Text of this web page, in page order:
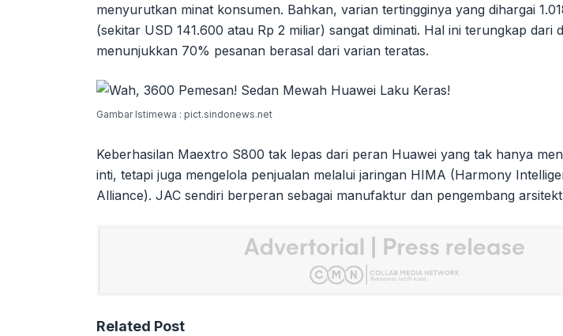
menyurutkan minat konsumen. Bahkan, varian tertingginya yang dihargai
(sekitar USD 141.600 atau Rp 2 miliar) sangat diminati. Hal ini terungkap dari
menunjukkan 70% pesanan berasal dari varian teratas.
Gambar Istimewa : pict.sindonews.net
Keberhasilan Maextro S800 tak lepas dari peran Huawei yang tak hanya
inti, tetapi juga mengelola penjualan melalui jaringan HIMA (Harmony
Alliance). JAC sendiri berperan sebagai manufaktur dan pengembang
Related Post